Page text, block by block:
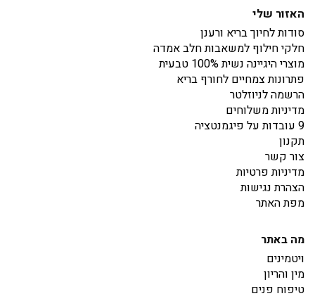
האזור שלי
סודות לחיוך בריא ורענן
חלקי חילוף למשאבות חלב אמדה
מוצרי היגיינה נשית 100% טבעית
פתרונות צמחיים לחורף בריא
הרשמה לניוזלטר
מדיניות משלוחים
9 עובדות על פיגמנטציה
תקנון
צור קשר
מדיניות פרטיות
הצהרת נגישות
מפת האתר
מה באתר
ויטמינים
מין והריון
טיפוח פנים